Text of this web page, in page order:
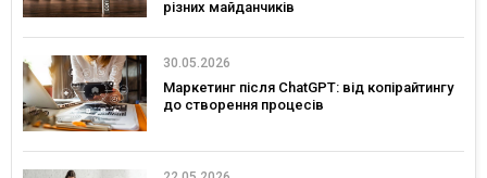
різних майданчиків
30.05.2026
Маркетинг після ChatGPT: від копірайтингу
до створення процесів